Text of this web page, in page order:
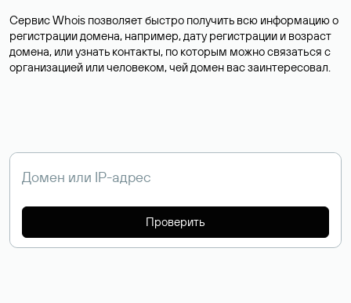
Сервис Whois позволяет быстро получить всю информацию о
регистрации домена, например, дату регистрации и возраст
домена, или узнать контакты, по которым можно связаться с
организацией или человеком, чей домен вас заинтересовал.
Проверить